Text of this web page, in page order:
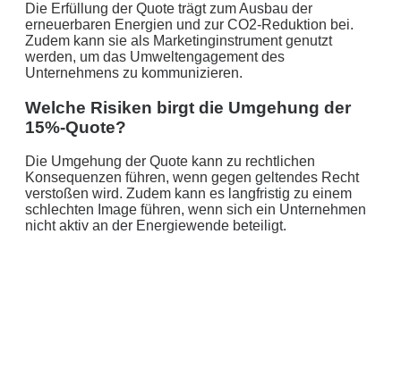
Die Erfüllung der Quote trägt zum Ausbau der
erneuerbaren Energien und zur CO2-Reduktion bei.
Zudem kann sie als Marketinginstrument genutzt
werden, um das Umweltengagement des
Unternehmens zu kommunizieren.
Welche Risiken birgt die Umgehung der
15%-Quote?
Die Umgehung der Quote kann zu rechtlichen
Konsequenzen führen, wenn gegen geltendes Recht
verstoßen wird. Zudem kann es langfristig zu einem
schlechten Image führen, wenn sich ein Unternehmen
nicht aktiv an der Energiewende beteiligt.